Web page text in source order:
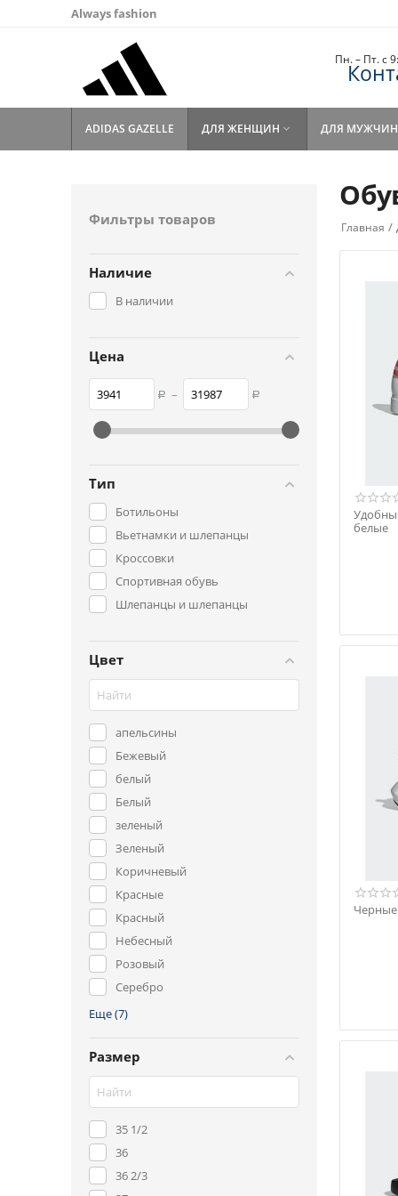
Always fashion
Пн. – Пт. с
ADIDAS GAZELLE ДЛЯ ЖЕНЩИН  ДЛЯ МУЖЧИН
Фильтры товаров
Наличие
В наличии
Цена
Р – Р
3941 31987
Тип
Ботильоны
Вьетнамки и шлепанцы
Кроссовки
Спортивная обувь
Шлепанцы и шлепанцы
Цвет
апельсины
Бежевый
белый
Белый
зеленый
Зеленый
Коричневый
Красные
Красный
Небесный
Розовый
Серебро
Серый
Фиалки
Фиолетовый
Еще (7)
Размер
35 1/2
36
36 2/3
Главная /
белые
Черные